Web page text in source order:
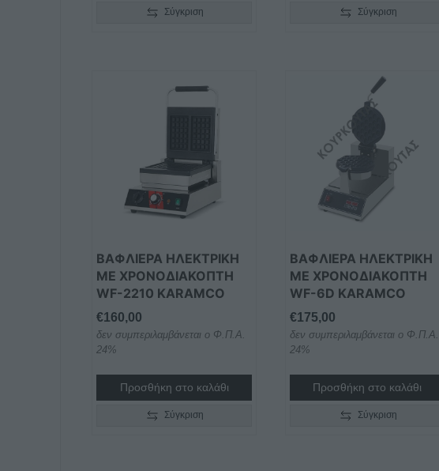
Σύγκριση Σύγκριση
ΒΑΦΛΙΕΡΑ ΗΛΕΚΤΡΙΚΗ
ΜΕ ΧΡΟΝΟΔΙΑΚΟΠΤΗ
WF-2210 KARAMCO
€160,00
δεν συμπεριλαμβάνεται ο Φ.Π.Α.
24%
Προσθήκη στο καλάθι
Σύγκριση
ΒΑΦΛΙΕΡΑ ΗΛΕΚΤΡΙΚΗ
ΜΕ ΧΡΟΝΟΔΙΑΚΟΠΤΗ
WF-6D KARAMCO
€175,00
δεν συμπεριλαμβάνεται ο Φ.Π.Α.
24%
Προσθήκη στο καλάθι
Σύγκριση